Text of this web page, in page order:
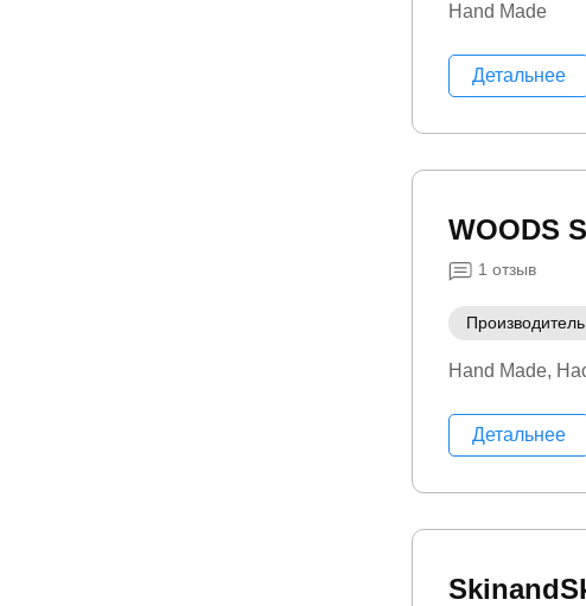
Hand Made
Детальнее
WOODS
1 отзыв
Производитель
Hand Made
Детальнее